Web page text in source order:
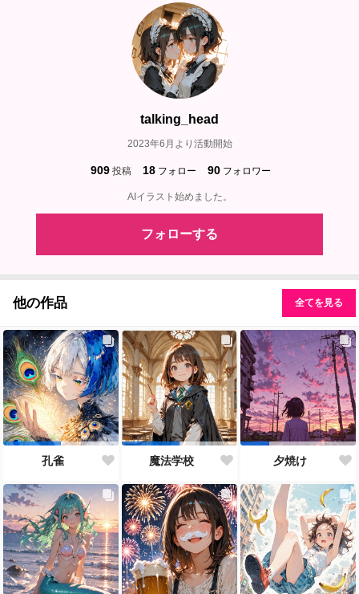
talking_head
2023年6月より活動開始
909 投稿 18 フォロー 90 フォロワー
AIイラスト始めました。
フォローする
他の作品 全てを見る
孔雀 魔法学校 夕焼け